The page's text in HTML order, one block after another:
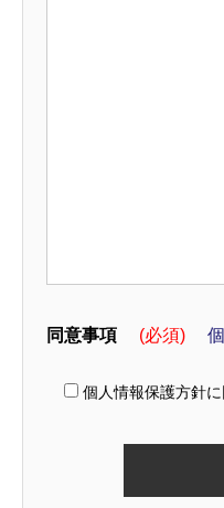
同意事項 (必須)
個人情報保護方針